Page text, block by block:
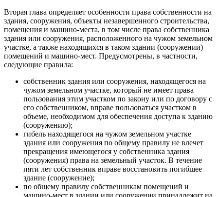
Вторая глава определяет особенности права собственности на
здания, сооружения, объекты незавершенного строительства,
помещения и машино-места, в том числе права собственника
здания или сооружения, расположенного на чужом земельном
участке, а также находящихся в таком здании (сооружении)
помещений и машино-мест. Предусмотрены, в частности,
следующие правила:
собственник здания или сооружения, находящегося на
чужом земельном участке, который не имеет права
пользования этим участком по закону или по договору с
его собственником, вправе пользоваться участком в
объеме, необходимом для обеспечения доступа к зданию
(сооружению);
гибель находящегося на чужом земельном участке
здания или сооружения по общему правилу не влечет
прекращения имеющегося у собственника здания
(сооружения) права на земельный участок. В течение
пяти лет собственник вправе восстановить погибшее
здание (сооружение);
по общему правилу собственникам помещений и
машино-мест в здании или сооружении принадлежит на